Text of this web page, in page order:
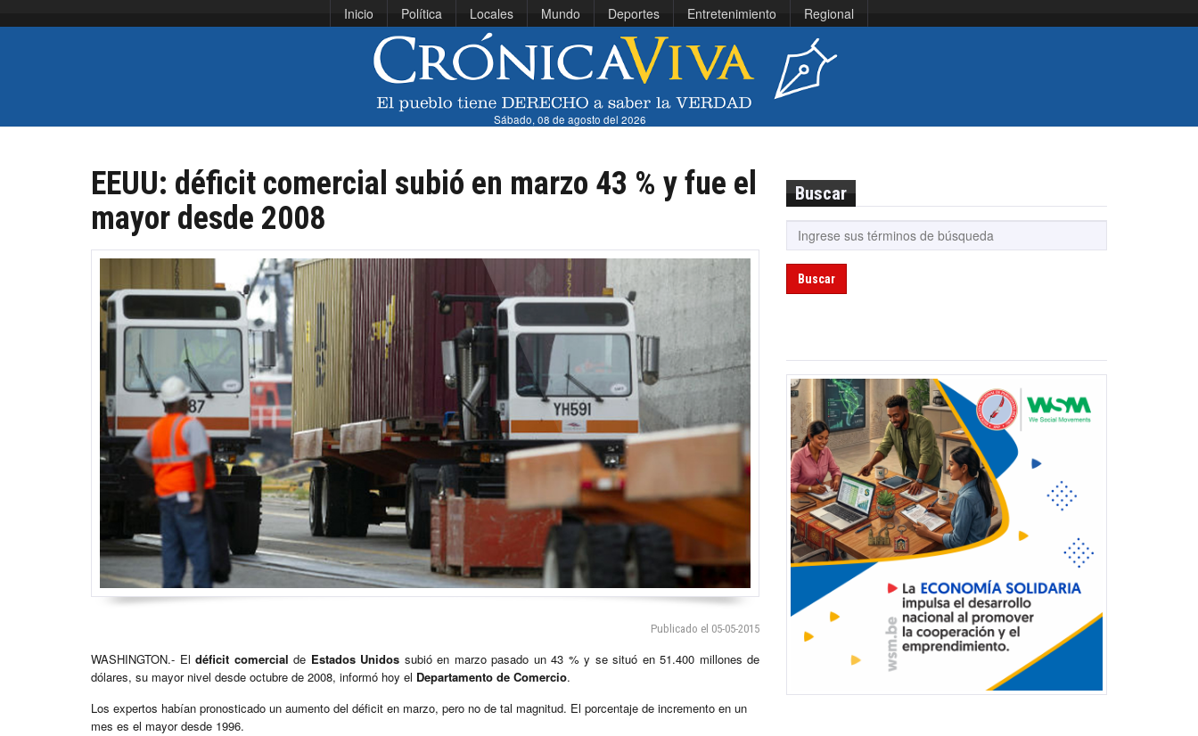
Inicio Política Locales Mundo Deportes Entretenimiento Regional
Sábado, 08 de agosto del 2026
EEUU: déficit comercial subió en marzo 43 % y fue el
mayor desde 2008
Publicado el 05-05-2015
WASHINGTON.- El déficit comercial de Estados Unidos subió en marzo pasado un 43 % y se situó en 51.400 millones de
dólares, su mayor nivel desde octubre de 2008, informó hoy el Departamento de Comercio.
Los expertos habían pronosticado un aumento del déficit en marzo, pero no de tal magnitud. El porcentaje de incremento en un
mes es el mayor desde 1996.
Buscar
Buscar